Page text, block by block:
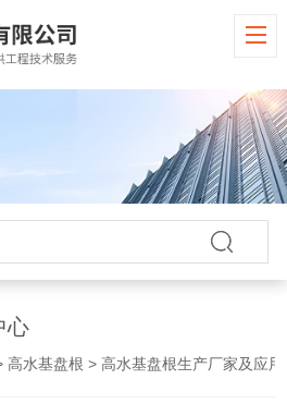
心
高水基盘根 > 高水基盘根生产厂家及应用